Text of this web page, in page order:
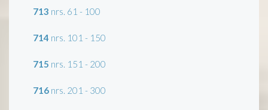
713 nrs. 61 - 100
714 nrs. 101 - 150
715 nrs. 151 - 200
716 nrs. 201 - 300